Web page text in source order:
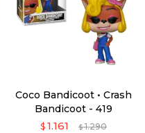
Coco Bandicoot • Crash
Bandicoot - 419
$ 1.161 $ 1.290